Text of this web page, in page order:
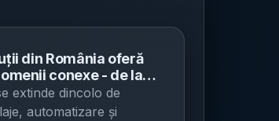
din România oferă
conexe - de la
agroalimentară
extinde dincolo de
automatizare și